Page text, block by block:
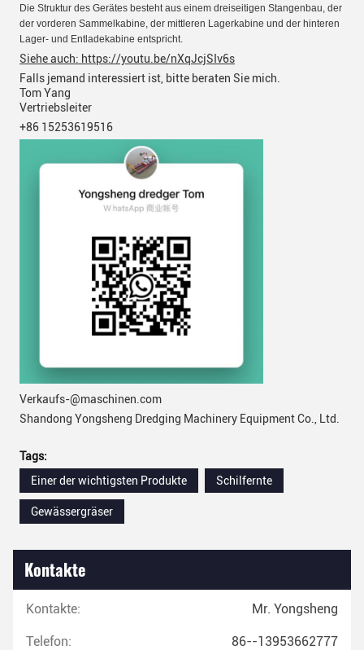
Die Struktur des Gerätes besteht aus einem dreiseitigen Stangenbau, der
der vorderen Sammelkabine, der mittleren Lagerkabine und der hinteren
Lager- und Entladekabine entspricht.
Siehe auch: https://youtu.be/nXqJcjSIv6s
Falls jemand interessiert ist, bitte beraten Sie mich.
Tom Yang
Vertriebsleiter
+86 15253619516
Verkaufs-@maschinen.com
Shandong Yongsheng Dredging Machinery Equipment Co., Ltd.
Tags:
Einer der wichtigsten Produkte
Schilfernte
Gewässergräser
Kontakte
Kontakte: Mr. Yongsheng
Telefon: 86--13953662777